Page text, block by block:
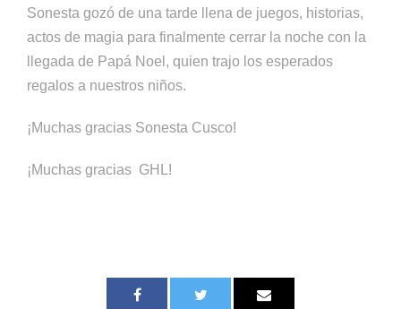
Sonesta gozó de una tarde llena de juegos, historias,
actos de magia para finalmente cerrar la noche con la
llegada de Papá Noel, quien trajo los esperados
regalos a nuestros niños.
¡Muchas gracias Sonesta Cusco!
¡Muchas gracias GHL!